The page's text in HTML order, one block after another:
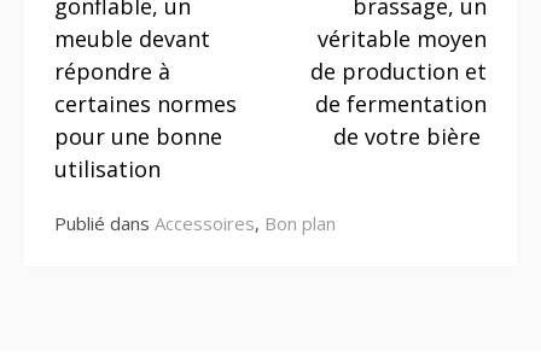
lors de votre
plongé
suite
gonflable, un
meuble devant
répondre à
certaines normes
pour une bonne
utilisation
brassage, un
véritable moyen
de production et
de fermentation
de votre bière
Publié dans Accessoires, Bon plan